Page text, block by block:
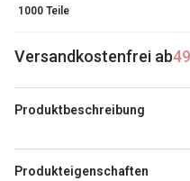
1000 Teile
Versandkostenfrei ab
Produktbeschreibung
Guillermo Mordillo
Produkteigenschaften